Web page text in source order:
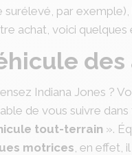
par exemple),
achat, voici quelques
Indiana Jones ?
de vous suivre dans
tout-terrain ».
motrices , en effet,